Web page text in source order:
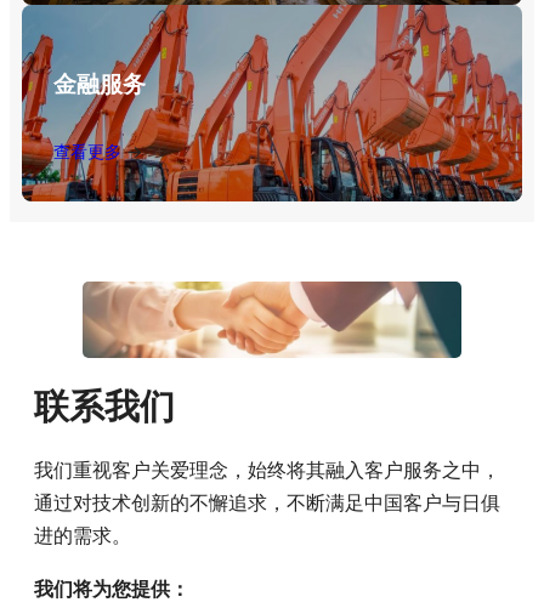
金融服务
查看更多
联系我们
我们重视客户关爱理念，始终将其融入客户服务之中，
通过对技术创新的不懈追求，不断满足中国客户与日俱
进的需求。
我们将为您提供：